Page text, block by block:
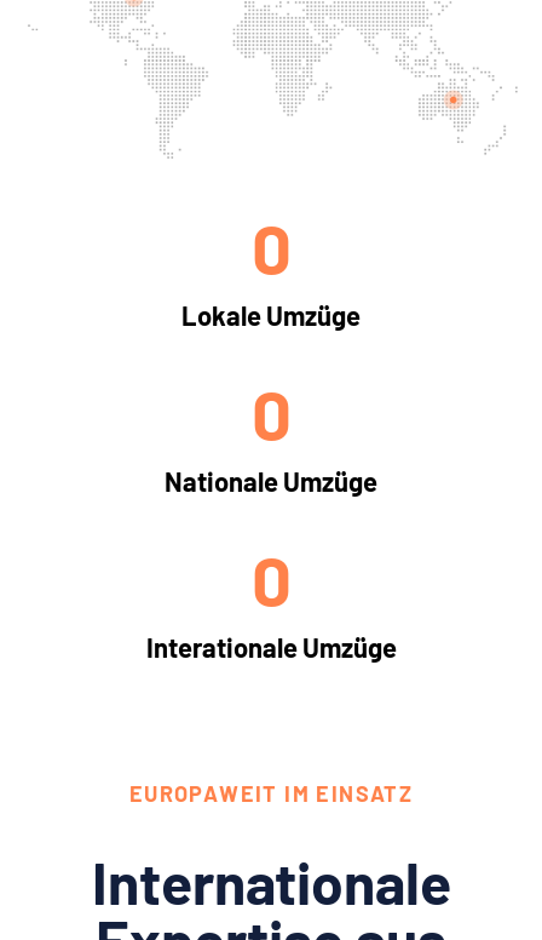
Lokale Umzüge
0
Nationale Umzüge
0
Interationale Umzüge
0
EUROPAWEIT IM EINSATZ
Internationale